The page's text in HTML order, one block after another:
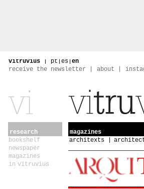
vitruvius | pt | es | en
receive the newsletter
about
research
bookshelf
newspaper
magazines
in vitruvius
magazines
architexts